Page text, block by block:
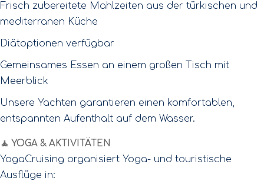
Frisch zubereitete Mahlzeiten aus der türkischen und
mediterranen Küche
Diätoptionen verfügbar
Gemeinsames Essen an einem großen Tisch mit
Meerblick
Unsere Yachten garantieren einen komfortablen,
entspannten Aufenthalt auf dem Wasser.
🧘 YOGA & AKTIVITÄTEN
YogaCruising organisiert Yoga- und touristische
Ausflüge in: